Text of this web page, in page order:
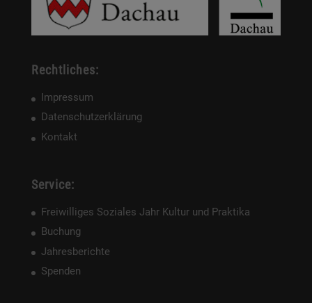
Rechtliches:
Impressum
Datenschutzerklärung
Kontakt
Service:
Freiwilliges Soziales Jahr Kultur und Praktika
Buchung
Jahresberichte
Spenden